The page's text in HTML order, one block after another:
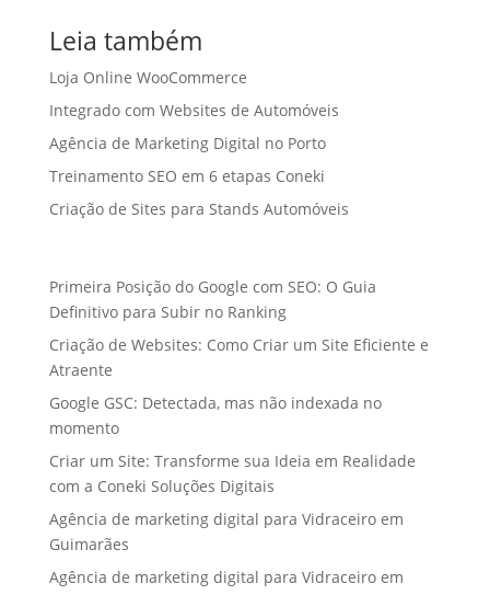
Leia também
Loja Online WooCommerce
Integrado com Websites de Automóveis
Agência de Marketing Digital no Porto
Treinamento SEO em 6 etapas Coneki
Criação de Sites para Stands Automóveis
Primeira Posição do Google com SEO: O Guia
Definitivo para Subir no Ranking
Criação de Websites: Como Criar um Site Eficiente e
Atraente
Google GSC: Detectada, mas não indexada no
momento
Criar um Site: Transforme sua Ideia em Realidade
com a Coneki Soluções Digitais
Agência de marketing digital para Vidraceiro em
Guimarães
Agência de marketing digital para Vidraceiro em